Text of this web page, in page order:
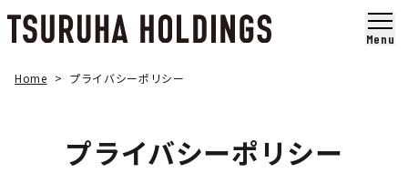
メ
イ
コ
Menu
Home プライバシーポリシー
プライバシーポリシー